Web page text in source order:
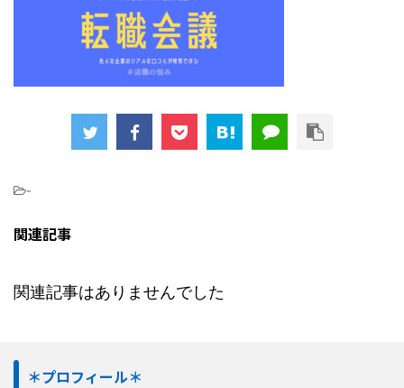
-
関連記事
関連記事はありませんでした
＊プロフィール＊